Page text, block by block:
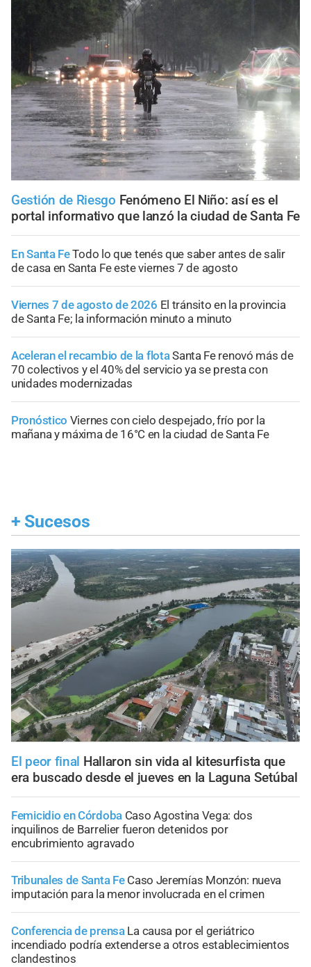
Gestión de Riesgo Fenómeno El Niño: así es el
portal informativo que lanzó la ciudad de Santa Fe
En Santa FeTodo lo que tenés que saber antes de salir
de casa en Santa Fe este viernes 7 de agosto
Viernes 7 de agosto de 2026 El tránsito en la provincia
de Santa Fe; la información minuto a minuto
Aceleran el recambio de la flotaSanta Fe renovó más de
70 colectivos y el 40% del servicio ya se presta con
unidades modernizadas
Pronóstico Viernes con cielo despejado, frío por la
mañana y máxima de 16°C en la ciudad de Santa Fe
+ Sucesos
El peor final Hallaron sin vida al kitesurfista que
era buscado desde el jueves en la Laguna Setúbal
Femicidio en Córdoba Caso Agostina Vega: dos
inquilinos de Barrelier fueron detenidos por
encubrimiento agravado
Tribunales de Santa Fe Caso Jeremías Monzón: nueva
imputación para la menor involucrada en el crimen
Conferencia de prensa La causa por el geriátrico
incendiado podría extenderse a otros establecimientos
clandestinos